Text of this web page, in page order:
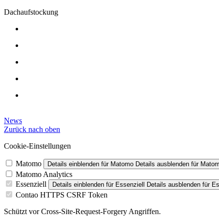
Dachaufstockung
News
Zurück nach oben
Cookie-Einstellungen
Matomo Details einblenden für Matomo Details ausblenden für
Matomo Analytics
Essenziell
Details einblenden für Essenziell Details ausblenden für
Contao HTTPS CSRF Token
Schützt vor Cross-Site-Request-Forgery Angriffen.